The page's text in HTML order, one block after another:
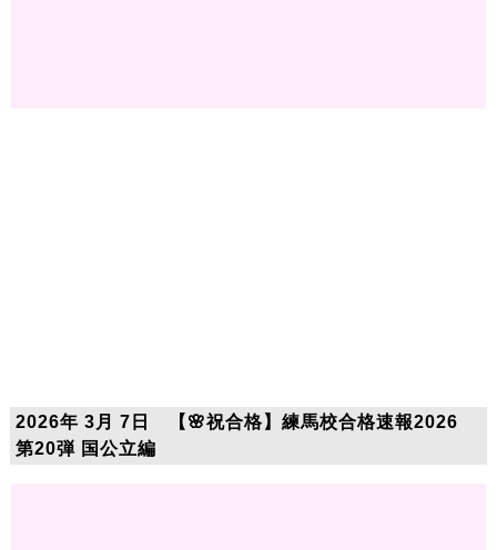
2026年 3月 7日 【🌸祝合格】練馬校合格速報2026
第20弾 国公立編